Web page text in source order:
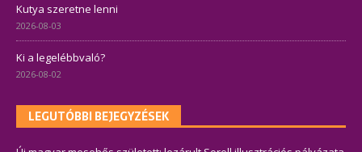
Kutya szeretne lenni
2026-08-03
Ki a legelébbvaló?
2026-08-02
LEGUTÓBBI BEJEGYZÉSEK